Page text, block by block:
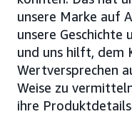
unsere Marke auf
unsere
und uns hilft, dem
Wertversprechen
Weise zu
ihre